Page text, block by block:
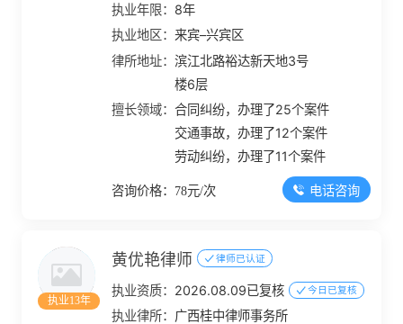
执业年限： 8年
执业地区：来宾–兴宾区
律所地址：滨江北路裕达新天地3号
楼6层
擅长领域：合同纠纷，办理了25个案件
交通事故，办理了12个案件
劳动纠纷，办理了11个案件
咨询价格：78元/次 电话咨询
执业13年
黄优艳律师 律师已认证
执业资质： 2026.08.09已复核 今日已复核
执业律所： 广西桂中律师事务所